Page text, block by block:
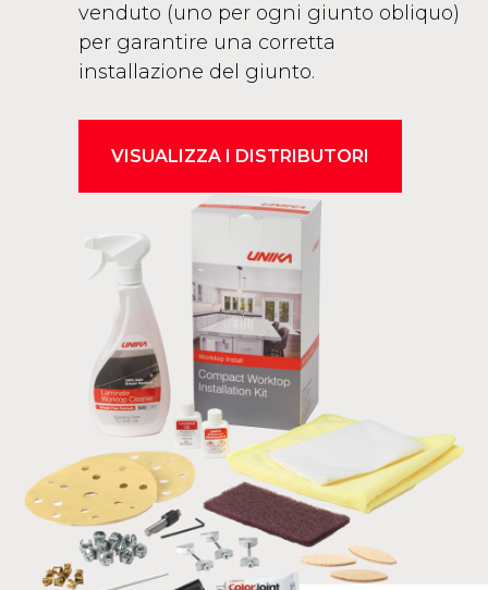
venduto (uno per ogni giunto obliquo)
per garantire una corretta
installazione del giunto.
VISUALIZZA I DISTRIBUTORI